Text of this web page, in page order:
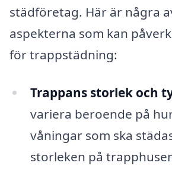
städföretag. Här är några
aspekterna som kan
för trappstädning:
Trappans storlek och
variera beroende på
våningar som ska
storleken på